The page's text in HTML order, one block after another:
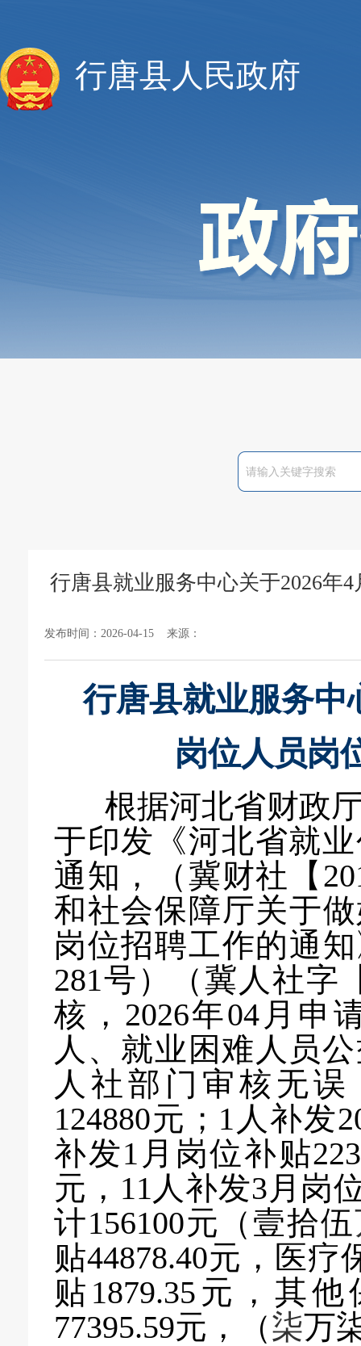
行唐县人民政府
行唐县就业服务中心关于2026年
发布时间：2026-04-15 来源：
行唐县就业服务中
岗位人员岗
根据河北省财政
于印发《河北省就
通知，
（冀财社 【
和社会保障厅关于
岗位招聘工作的通知
281号）
（冀人社字
核， 2026年04 月 申
人 、就业困难人员
人社部门审核无
124880元 ； 1人补发
补发1月岗位补贴
元，11人补发3月岗
计156100元 （ 壹拾伍
贴44878.40元，医疗
贴1879.35元，其
77395.59元，（柒万